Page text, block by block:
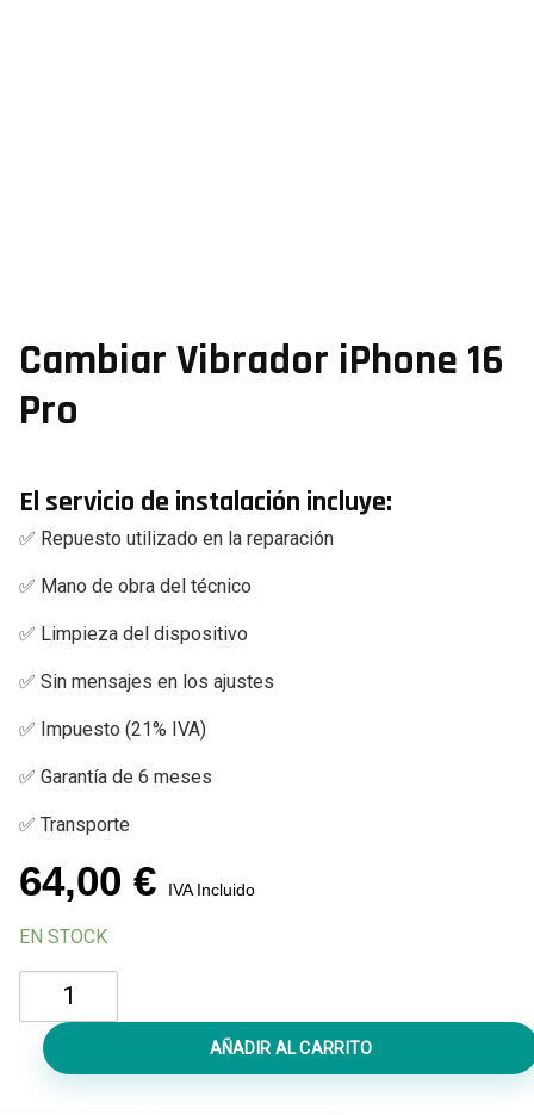
Cambiar Vibrador iPhone 16
Pro
El servicio de instalación incluye:
✅ Repuesto utilizado en la reparación
✅ Mano de obra del técnico
✅ Limpieza del dispositivo
✅ Sin mensajes en los ajustes
✅ Impuesto (21% IVA)
✅ Garantía de 6 meses
✅ Transporte
64,00 € IVA Incluido
EN STOCK
Cambiar
iPhone
AÑADIR AL CARRITO